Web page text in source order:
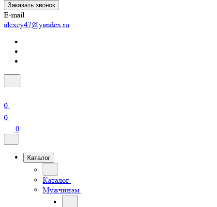
Заказать звонок
E-mail
alexey47@yandex.ru
0
0
0
Каталог
Каталог
Мужчинам